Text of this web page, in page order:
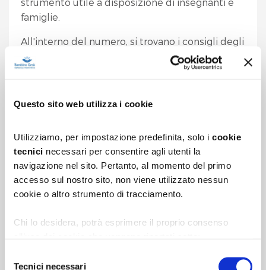
Questo sito web utilizza i cookie
Utilizziamo, per impostazione predefinita, solo i cookie
tecnici necessari per consentire agli utenti la
navigazione nel sito. Pertanto, al momento del primo
accesso sul nostro sito, non viene utilizzato nessun
cookie o altro strumento di tracciamento.
Chi lo desidera, potrà esprimere il proprio consenso
statistica delle scelte effettuate e per migliorare
Tecnici necessari
famiglie.
All'interno del numero, si trovano i consigli degli
specialisti del Bambino Gesù su temi che vanno
dal peso degli zaini, all'alimentazione corretta
per arrivare a scuola.
sull'estate, con tutti i suggerimenti per una
vacanza ‘in salute
Si torna sui banchi, è uscito ‘A scuola di